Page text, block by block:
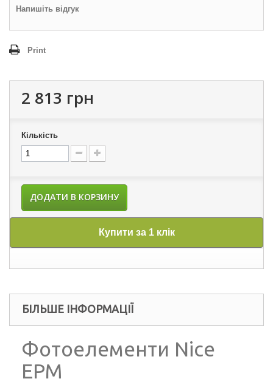
Напишіть відгук
Print
2 813 грн
Кількість
ДОДАТИ В КОРЗИНУ
Купити за 1 клік
БІЛЬШЕ ІНФОРМАЦІЇ
Фотоелементи Nice
EPM